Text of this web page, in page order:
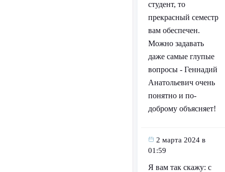
студент, то
прекрасный семестр
вам обеспечен.
Можно задавать
даже самые глупые
вопросы - Геннадий
Анатольевич очень
понятно и по-
доброму объясняет!
2 марта 2024 в
01:59
Я вам так скажу: с